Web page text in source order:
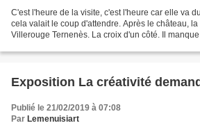
C'est l'heure de la visite, c'est l'heure car elle va
cela valait le coup d'attendre. Après le château,
Villerouge Ternenès. La croix d'un côté. Il
Exposition La créativité
Publié le 21/02/2019 à 07:08
Par Lemenuisiart